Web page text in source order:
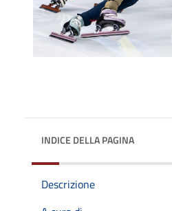
INDICE DELLA PAGINA
Descrizione